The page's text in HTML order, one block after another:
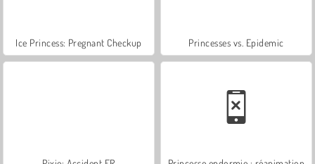
Ice Princess: Pregnant Checkup Princesses vs. Epidemic